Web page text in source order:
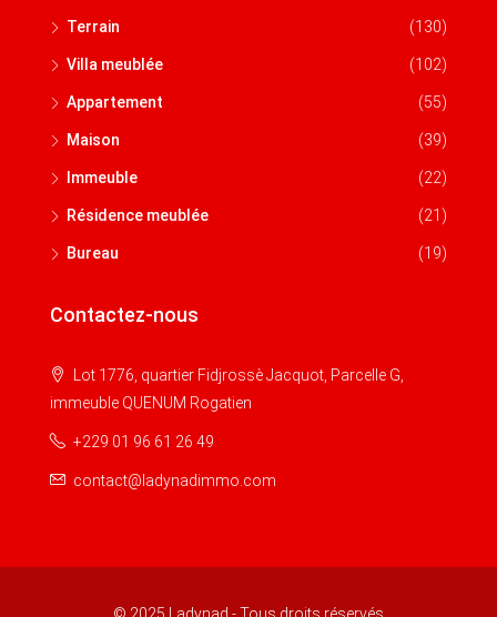
Terrain (130)
Villa meublée (102)
Appartement (55)
Maison (39)
Immeuble (22)
Résidence meublée (21)
Bureau (19)
Contactez-nous
Lot 1776, quartier Fidjrossè Jacquot, Parcelle G,
immeuble QUENUM Rogatien
+229 01 96 61 26 49
contact@ladynadimmo.com